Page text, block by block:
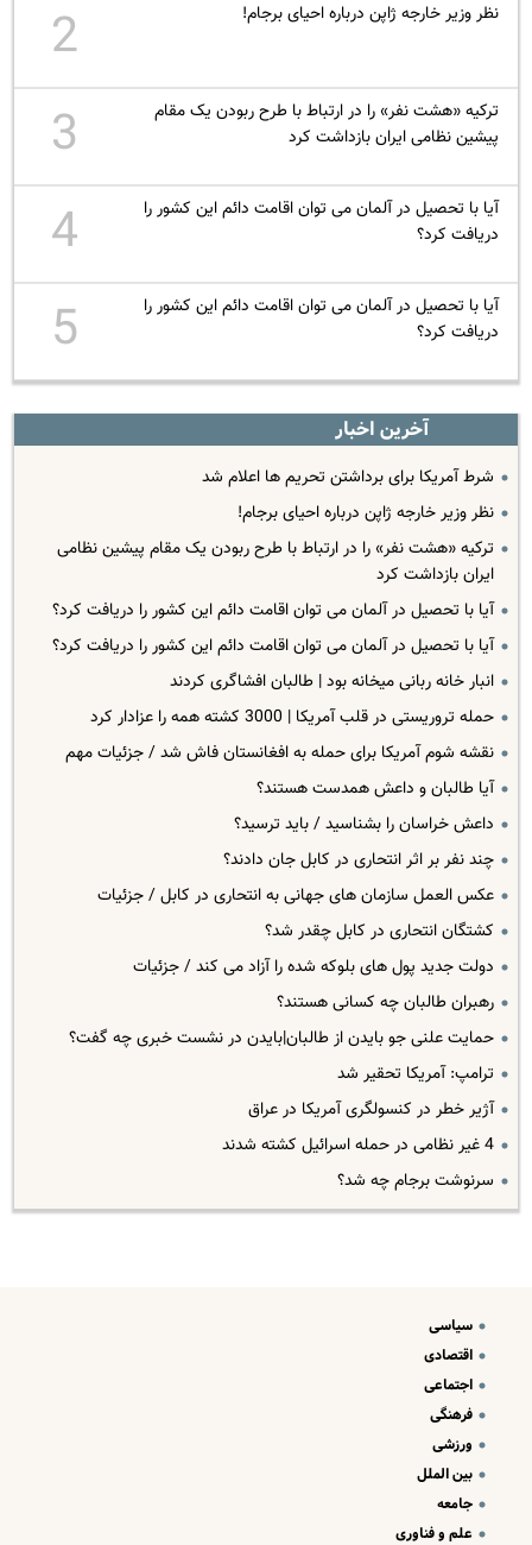
نظر وزیر خارجه ژاپن درباره احیای برجام! 2
ترکیه «هشت نفر» را در ارتباط با طرح ربودن یک مقام
پیشین نظامی ایران بازداشت کرد
3
آیا با تحصیل در آلمان می توان اقامت دائم این کشور را
دریافت کرد؟
4
آیا با تحصیل در آلمان می توان اقامت دائم این کشور را
دریافت کرد؟
5
آخرین اخبار
شرط آمریکا برای برداشتن تحریم ها اعلام شد
نظر وزیر خارجه ژاپن درباره احیای برجام!
ترکیه «هشت نفر» را در ارتباط با طرح ربودن یک مقام پیشین نظامی
ایران بازداشت کرد
آیا با تحصیل در آلمان می توان اقامت دائم این کشور را دریافت کرد؟
آیا با تحصیل در آلمان می توان اقامت دائم این کشور را دریافت کرد؟
انبار خانه ربانی میخانه بود | طالبان افشاگری کردند
حمله تروریستی در قلب آمریکا | 3000 کشته همه را عزادار کرد
نقشه شوم آمریکا برای حمله به افغانستان فاش شد / جزئیات مهم
آیا طالبان و داعش همدست هستند؟
داعش خراسان را بشناسید / باید ترسید؟
چند نفر بر اثر انتحاری در کابل جان دادند؟
عکس العمل سازمان های جهانی به انتحاری در کابل / جزئیات
کشتگان انتحاری در کابل چقدر شد؟
دولت جدید پول های بلوکه شده را آزاد می کند / جزئیات
رهبران طالبان چه کسانی هستند؟
حمایت علنی جو بایدن از طالبان|بایدن در نشست خبری چه گفت؟
ترامپ: آمریکا تحقیر شد
آژیر خطر در کنسولگری آمریکا در عراق
4 غیر نظامی در حمله اسرائیل کشته شدند
سرنوشت برجام چه شد؟
سیاسی
اقتصادی
اجتماعی
فرهنگی
ورزشی
بین الملل
جامعه
علم و فناوری